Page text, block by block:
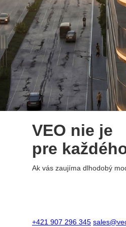
VEO nie je
pre
Ak vás zaujíma dlhodobý
+421 907 296 345